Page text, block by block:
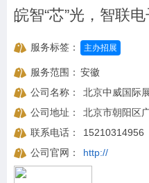
服务标签： 主办招展
服务范围： 安徽
公司名称：
北京中威国际
公司地址：
北京市朝阳区
联系电话：
15210314956
公司官网：
http://